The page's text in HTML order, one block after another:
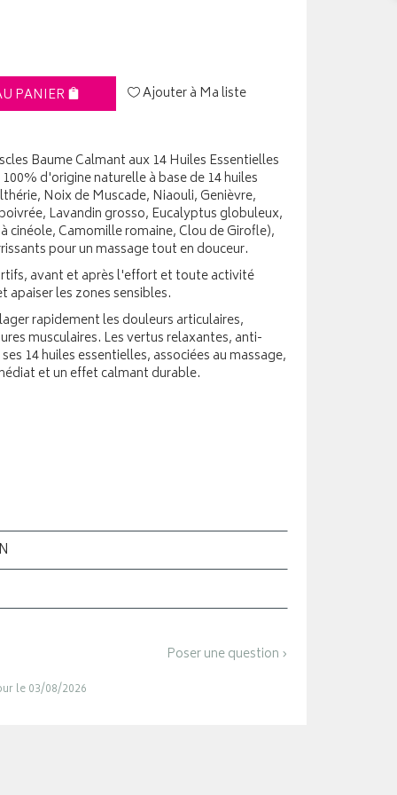
PANIER Ajouter à Ma liste
Baume Calmant aux 14 Huiles Essentielles
d'origine naturelle à base de 14 huiles
Noix de Muscade, Niaouli, Genièvre,
Lavandin grosso, Eucalyptus globuleux,
cinéole, Camomille romaine, Clou de Girofle),
pour un massage tout en douceur.
avant et après l'effort et toute activité
apaiser les zones sensibles.
rapidement les douleurs articulaires,
musculaires. Les vertus relaxantes, anti-
14 huiles essentielles, associées au massage,
et un effet calmant durable.
Poser une question ›
le 03/08/2026